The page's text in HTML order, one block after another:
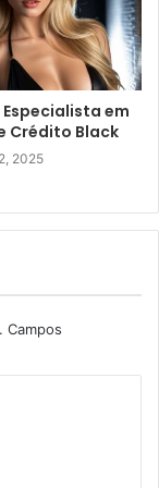
Especialista em
Crédito Black
2025
Campos